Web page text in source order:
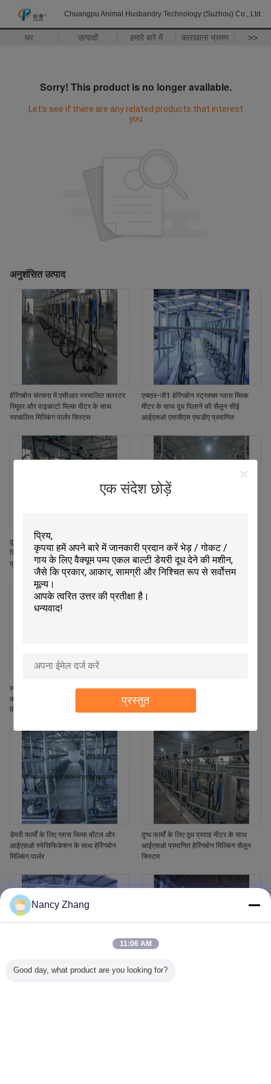
Chuangpu Animal Husbandry Technology (Suzhou) Co., Ltd.
घर उत्पादों हमारे बारे में कारखाना भ्रमण >>
एक संदेश छोड़ें
प्रस्तुत
Sorry! This product is no longer available.
Let's see if there are any related products that interest
you
अनुशंसित उत्पाद
हेरिंगबोन संरचना में एसीआर स्वचालित क्लस्टर
रिमूवर और वाइकाटो मिल्क मीटर के साथ
स्वचालित मिल्किंग पार्लर सिस्टम
एचएल-जी1 हेरिंगबोन स्ट्रक्चर ग्लास मिल्क
मीटर के साथ दूध पिलाने की सैलून सीई
आईएसओ एसजीएस एफडीए प्रमाणित
दूध प्रवाह मीटर हेरिंग बोन मिल्किंग पार्लर
सिस्टम सीई आईएसओ एसजीएस एफडीए
प्रमाणित मोबाइल मिल्किंग मशीन
प्रवाह दूध मीटर एसीआर स्वचालित क्लस्टर
रिमूवर और गायों के लिए वाइकाटो दूध मीटर के
साथ हेरिंगबोन दूध पिलाने की सैलून प्रणाली
स्वचालित मिल्किंग पार्लर के लिए स्वचालित
क्लस्टर रिमूवल सिस्टम, जिसमें स्वचालित
मिल्किंग, एडजस्टेबल पल्सेशन फ्रीक्वेंसी और
डेयरी गाय दुहने का पार्लर उपकरण, हेरिंगबोन
लेआउट, स्वचालित कप रिमूवर और आईएसओ
विनिर्देश मोबाइल मिल्किंग मशीन के साथ
डेयरी फार्मों के लिए ग्लास मिल्क बॉटल और
आईएसओ स्पेसिफिकेशन के साथ हेरिंगबोन
मिल्किंग पार्लर
दुग्ध फार्मों के लिए दूध प्रवाह मीटर के साथ
आईएसओ प्रमाणित हेरिंगबोन मिल्किंग सैलून
सिस्टम
Nancy Zhang
11:06 AM
Good day, what product are you looking for?